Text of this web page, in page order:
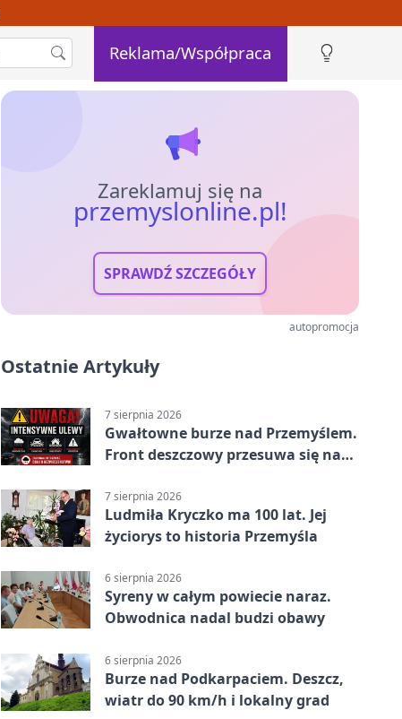
Reklama/Współpraca
Zareklamuj się na
przemyslonline.pl!
SPRAWDŹ SZCZEGÓŁY
autopromocja
Ostatnie Artykuły
7 sierpnia 2026
Gwałtowne burze nad Przemyślem.
Front deszczowy przesuwa się na
7 sierpnia 2026
Ludmiła Kryczko ma 100 lat. Jej
życiorys to historia Przemyśla
6 sierpnia 2026
Syreny w całym powiecie naraz.
Obwodnica nadal budzi obawy
6 sierpnia 2026
Burze nad Podkarpaciem. Deszcz,
wiatr do 90 km/h i lokalny grad